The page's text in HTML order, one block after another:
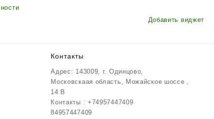
Добавить виджет
Контакты
Адрес: 143009, г. Одинцово,
Московскаая область, Можайское шоссе ,
14 В
Контакты : +74957447409
84957447409